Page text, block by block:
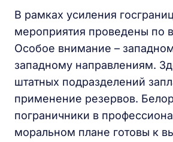
В рамках усиления
мероприятия проведены по
Особое внимание –
западному направлениям.
штатных подразделений
применение резервов.
пограничники в
моральном плане готовы к